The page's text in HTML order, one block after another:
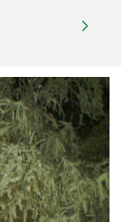
课堂（第二
省唯品会慈善基